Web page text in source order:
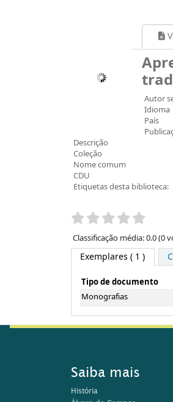
Autor
Idioma
País
Descrição
Coleção
Nome comum
CDU
Etiquetas desta biblioteca:
Pontuação
Classificação média: 0.0 (0
Exemplares ( 1 )
Exemplares
Tipo de documento
Monografias
Saiba mais
História